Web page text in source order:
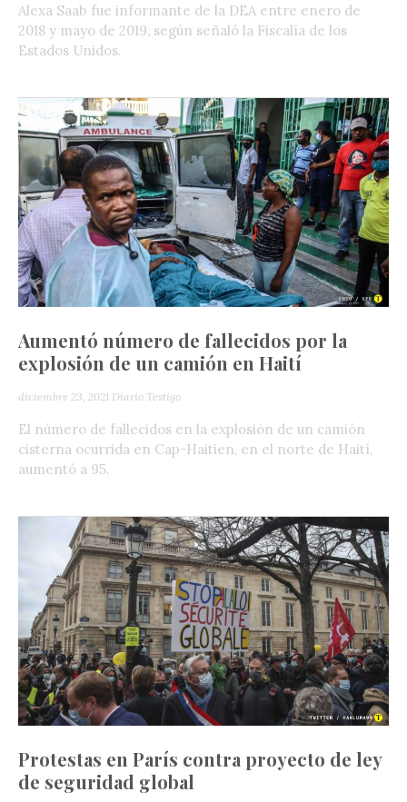
Alexa Saab fue informante de la DEA entre enero de
2018 y mayo de 2019, según señaló la Fiscalía de los
Estados Unidos.
Aumentó número de fallecidos por la
explosión de un camión en Haití
diciembre 23, 2021 Diario Testigo
El número de fallecidos en la explosión de un camión
cisterna ocurrida en Cap-Haitien, en el norte de Haití,
aumentó a 95.
Protestas en París contra proyecto de ley
de seguridad global